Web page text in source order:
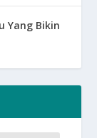
Yang Bikin